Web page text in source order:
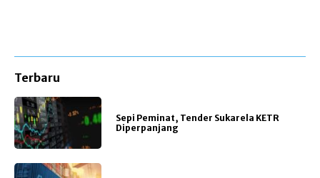
Terbaru
Sepi Peminat, Tender Sukarela KETR
Diperpanjang